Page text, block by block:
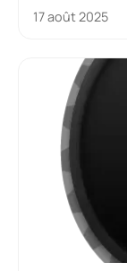
17 août 2025